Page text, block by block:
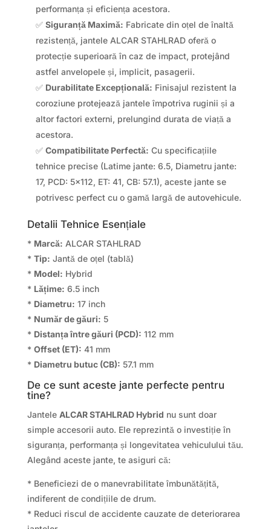
performanța și eficiența acestora.
✅ Siguranță Maximă: Fabricate din oțel de înaltă
rezistență, jantele ALCAR STAHLRAD oferă o
protecție superioară în caz de impact, protejând
astfel anvelopele și, implicit, pasagerii.
✅ Durabilitate Excepțională: Finisajul rezistent la
coroziune protejează jantele împotriva ruginii și a
altor factori externi, prelungind durata de viață a
acestora.
✅ Compatibilitate Perfectă: Cu specificațiile
tehnice precise (Latime jante: 6.5, Diametru jante:
17, PCD: 5×112, ET: 41, CB: 57.1), aceste jante se
potrivesc perfect cu o gamă largă de autovehicule.
Detalii Tehnice Esențiale
* Marcă: ALCAR STAHLRAD
* Tip: Jantă de oțel (tablă)
* Model: Hybrid
* Lățime: 6.5 inch
* Diametru: 17 inch
* Număr de găuri: 5
* Distanța între găuri (PCD): 112 mm
* Offset (ET): 41 mm
* Diametru butuc (CB): 57.1 mm
De ce sunt aceste jante perfecte pentru
tine?
Jantele ALCAR STAHLRAD Hybrid nu sunt doar
simple accesorii auto. Ele reprezintă o investiție în
siguranța, performanța și longevitatea vehiculului tău.
Alegând aceste jante, te asiguri că:
* Beneficiezi de o manevrabilitate îmbunătățită,
indiferent de condițiile de drum.
* Reduci riscul de accidente cauzate de deteriorarea